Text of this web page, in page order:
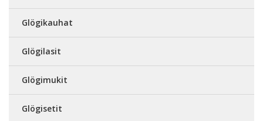
Glögikauhat
Glögilasit
Glögimukit
Glögisetit